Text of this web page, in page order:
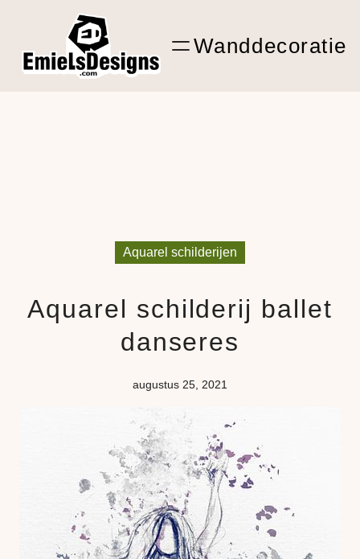
inhoud
Shop Kunst
Wanddecoratie
Aquarel schilderijen
Aquarel schilderij ballet
danseres
augustus 25, 2021